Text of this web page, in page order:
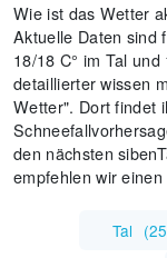
Wie ist das Wetter
Aktuelle Daten sind
18/18 C° im Tal
detaillierter wissen
Wetter". Dort findet
den nächsten
empfehlen wir
Tal (